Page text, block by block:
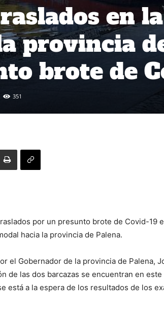
en
provincia
brote de
351
por un presunto brote de Covid-19
hacia la provincia de Palena.
el Gobernador de la provincia de Palena,
de las dos barcazas se encuentran en este
está a la espera de los resultados de los